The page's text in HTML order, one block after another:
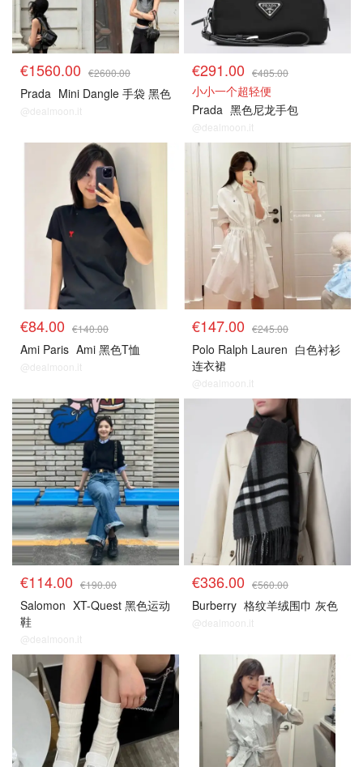
€1560.00 €2600.00
Prada Mini Dangle 手袋 黑色
@dealmoon.it
€291.00 €485.00
小小一个超轻便
Prada 黑色尼龙手包
@dealmoon.it
€84.00 €140.00
Ami Paris Ami 黑色T恤
@dealmoon.it
€147.00 €245.00
Polo Ralph Lauren 白色衬衫
连衣裙
@dealmoon.it
€114.00 €190.00
Salomon XT-Quest 黑色运动
鞋
@dealmoon.it
€336.00 €560.00
Burberry 格纹羊绒围巾 灰色
@dealmoon.it